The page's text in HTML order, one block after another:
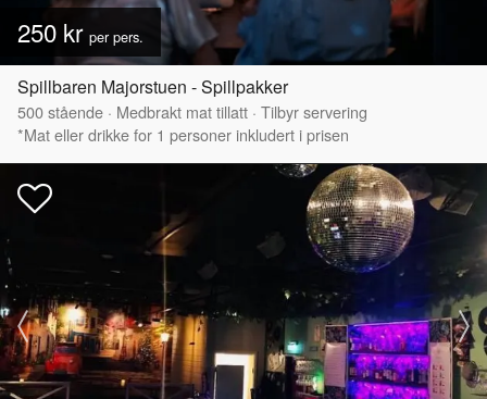
250 kr per pers.
Spillbaren Majorstuen - Spillpakker
500stående · Medbrakt mat tillatt · Tilbyr servering
*Mat eller drikke for 1 personer inkludert i prisen